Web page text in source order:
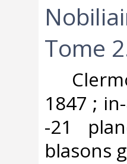
Tome
1847 ;
-21
blasons